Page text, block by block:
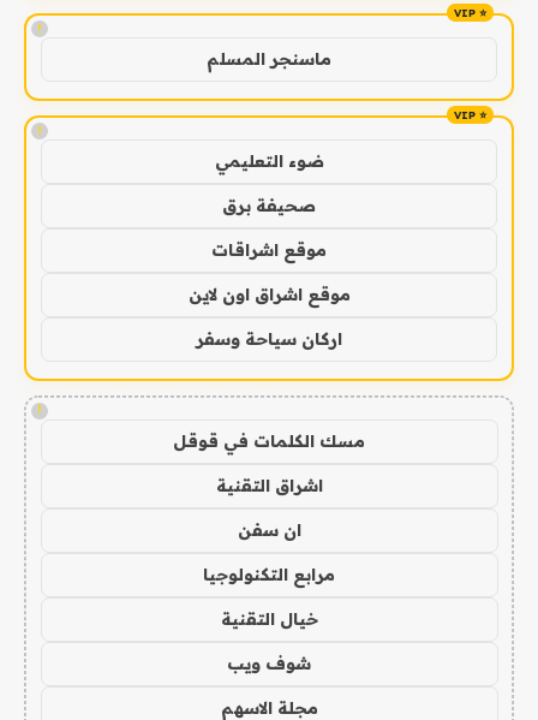
!
ماسنجر المسلم
!
ضوء التعليمي
صحيفة برق
موقع اشراقات
موقع اشراق اون لاين
اركان سياحة وسفر
!
مسك الكلمات في قوقل
اشراق التقنية
ان سفن
مرابع التكنولوجيا
خيال التقنية
شوف ويب
مجلة الاسهم